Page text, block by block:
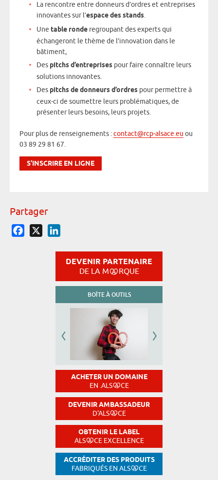
La rencontre entre donneurs d’ordres et entreprises
innovantes sur l’espace des stands.
Une table ronde regroupant des experts qui
échangeront le thème de l’innovation dans le
bâtiment,
Des pitchs d’entreprises pour faire connaître leurs
solutions innovantes.
Des pitchs de donneurs d’ordres pour permettre à
ceux-ci de soumettre leurs problématiques, de
présenter leurs besoins, leurs projets.
Pour plus de renseignements :contact@rcp-alsace.eu ou
03 89 29 81 67.
S’INSCRIRE EN LIGNE
Partager
Facebook
DEVENIR PARTENAIRE
DE LA M RQUE
BOÎTE À OUTILS
ACHETER UN DOMAINE
EN .ALS CE
DEVENIR AMBASSADEUR
D'ALS CE
OBTENIR LE LABEL
ALS CE EXCELLENCE
ACCRÉDITER DES PRODUITS
FABRIQUÉS EN ALS CE